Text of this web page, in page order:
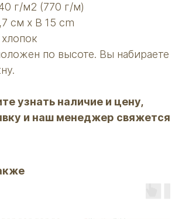
г/м2 (770 г/м)
см х В 15 сm
по высоте. Вы набираете
узнать наличие и цену,
и наш менеджер свяжется